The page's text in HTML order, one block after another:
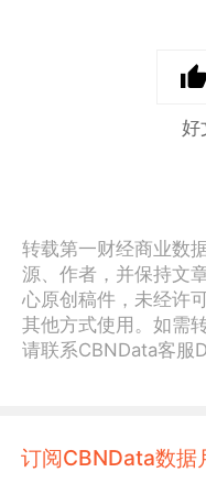
好
转载第一财经商业数
源、作者，并保持文
心原创稿件，未经许
其他方式使用。如需
请联系CBNData客服
订阅CBNData数据